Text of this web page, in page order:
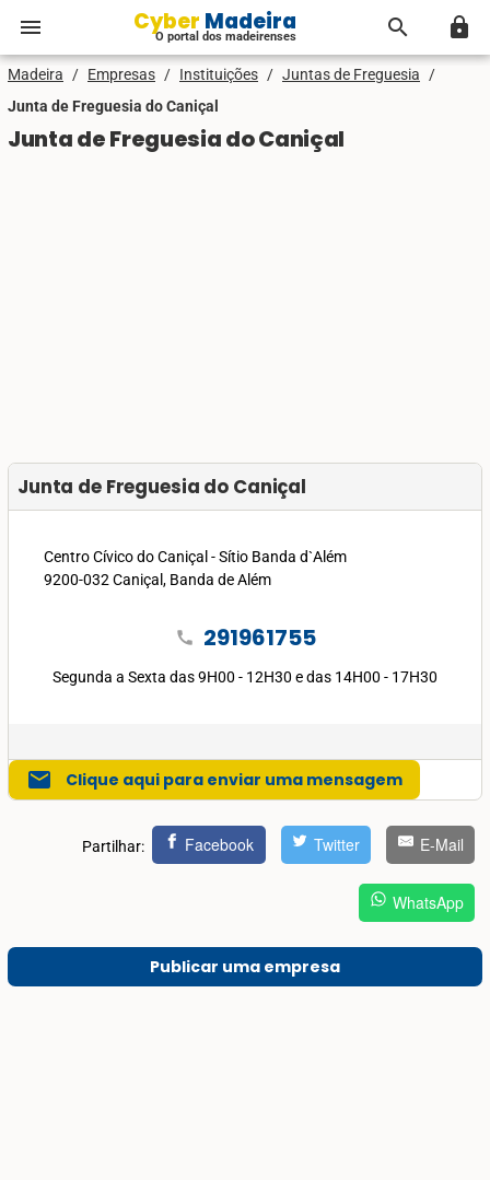
menu Cyber Madeira
O portal dos madeirenses search lock
Madeira / Empresas / Instituições / Juntas de Freguesia
/
Junta de Freguesia do Caniçal
Junta de Freguesia do Caniçal
Junta de Freguesia do Caniçal
Centro Cívico do Caniçal - Sítio Banda d`Além
9200-032 Caniçal, Banda de Além
call 291961755
Segunda a Sexta das 9H00 - 12H30 e das 14H00 - 17H30
mail Clique aqui para enviar uma mensagem
Partilhar: Facebook Twitter E-Mail
WhatsApp
Publicar uma empresa